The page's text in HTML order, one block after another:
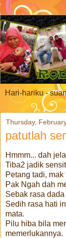
Hari-hariku -
Thursday,
patutlah
Hmmm... dah
Tiba2 jadik
Petang tadi,
Pak Ngah dah
Sebak rasa
Sedih rasa hati
mata.
Pilu hiba bila
memerlukannya.